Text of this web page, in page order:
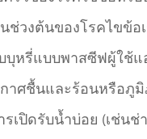
ช่วงต้นของโรคไขข้
บุหรี่แบบพาสซีฟผู้ใช้
าศชื้นและร้อนหรือภู
เปิดรับน้ำบ่อย (เช่น